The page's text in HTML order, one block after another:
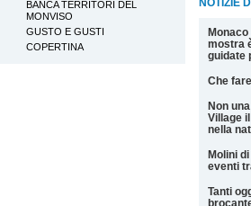
NOTIZIE
mostra
guidate
Che
Non
Village
nella
Molini
eventi
Tanti
BANCA TERRITORI DEL
MONVISO
GUSTO E GUSTI
COPERTINA